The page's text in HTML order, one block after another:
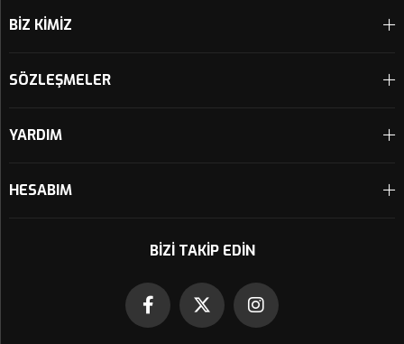
BİZ KİMİZ
SÖZLEŞMELER
YARDIM
HESABIM
BIZI TAKIP EDIN